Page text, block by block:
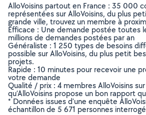
AlloVoisins partout en France : 35 000
représentées sur AlloVoisins, du plus
grande ville, trouvez un membre à
Efficace : Une demande postée toutes
millions de demandes postées par an
Généraliste : 1 250 types de besoins
possible sur AlloVoisins, du plus petit
projets.
Rapide : 10 minutes pour recevoir une
votre demande
Qualité / prix : 4 membres AlloVoisins
qu’AlloVoisins propose un bon rapport
* Données issues d’une enquête
échantillon de 5 671 personnes